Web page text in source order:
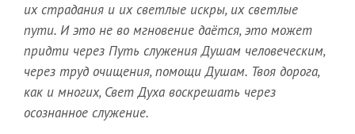
их страдания и их светлые искры, их светлые
пути. И это не во мгновение даётся, это может
придти через Путь служения Душам человеческим,
через труд очищения, помощи Душам. Твоя дорога,
как и многих, Свет Духа воскрешать через
осознанное служение.